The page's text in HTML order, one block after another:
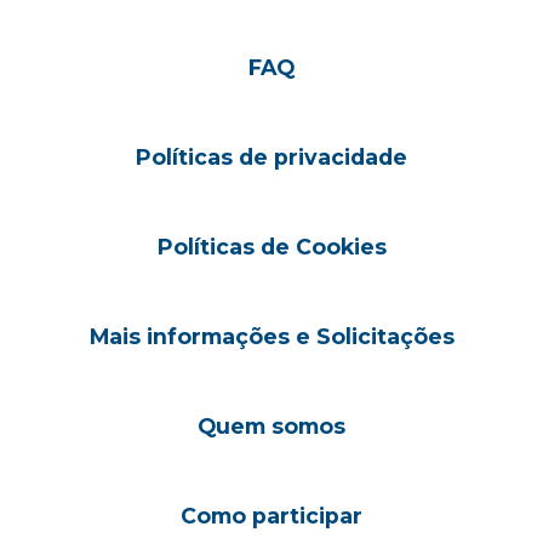
FAQ
Políticas de privacidade
Políticas de Cookies
Mais informações e Solicitações
Quem somos
Como participar